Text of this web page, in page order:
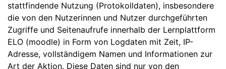
stattfindende Nutzung (Protokolldaten), insbesondere
die von den Nutzerinnen und Nutzer durchgeführten
Zugriffe und Seitenaufrufe innerhalb der Lernplattform
ELO (moodle) in Form von Logdaten mit Zeit, IP-
Adresse, vollständigem Namen und Informationen zur
Art der Aktion. Diese Daten sind nur von den